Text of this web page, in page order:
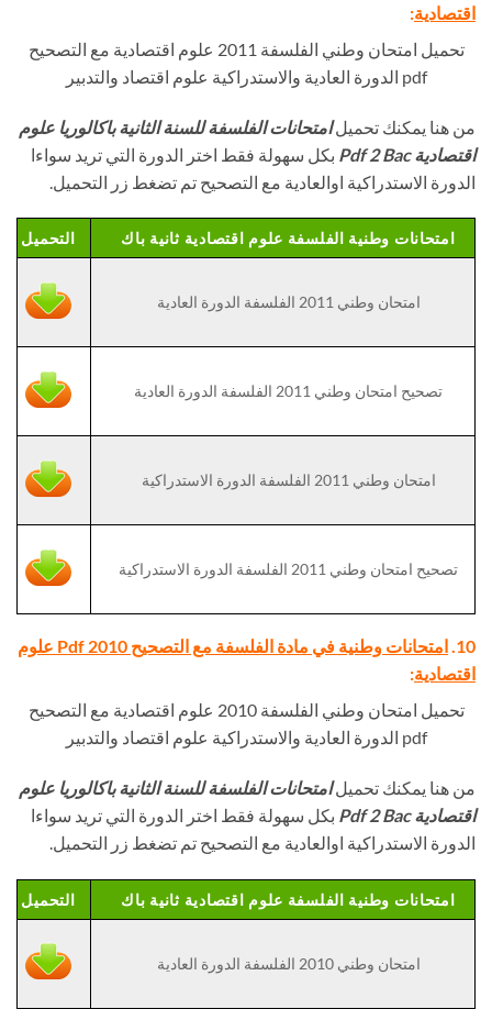
اقتصادية:
تحميل امتحان وطني الفلسفة 2011 علوم اقتصادية مع التصحيح
pdf الدورة العادية والاستدراكية علوم اقتصاد والتدبير
من هنا يمكنك تحميلامتحانات الفلسفة للسنة الثانية باكالوريا علوم
اقتصادية Pdf 2 Bac
بكل سهولة فقط اختر الدورة التي تريد سواءا
الدورة الاستدراكية اوالعادية مع التصحيح تم تضغط زر التحميل.
امتحانات وطنية الفلسفة علوم اقتصادية ثانية باك التحميل
امتحان وطني 2011 الفلسفة الدورة العادية
تصحيح امتحان وطني 2011 الفلسفة الدورة العادية
امتحان وطني 2011 الفلسفة الدورة الاستدراكية
تصحيح امتحان وطني 2011 الفلسفة الدورة الاستدراكية
10.
امتحانات وطنية في مادة الفلسفة مع التصحيح Pdf 2010 علوم
اقتصادية:
تحميل امتحان وطني الفلسفة 2010 علوم اقتصادية مع التصحيح
pdf الدورة العادية والاستدراكية علوم اقتصاد والتدبير
من هنا يمكنك تحميلامتحانات الفلسفة للسنة الثانية باكالوريا علوم
اقتصادية Pdf 2 Bac
بكل سهولة فقط اختر الدورة التي تريد سواءا
الدورة الاستدراكية اوالعادية مع التصحيح تم تضغط زر التحميل.
امتحانات وطنية الفلسفة علوم اقتصادية ثانية باك التحميل
امتحان وطني 2010 الفلسفة الدورة العادية